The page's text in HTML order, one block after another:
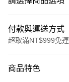
付款與運送方式
超取滿NT$999免運
信用卡一次付款
商品特色